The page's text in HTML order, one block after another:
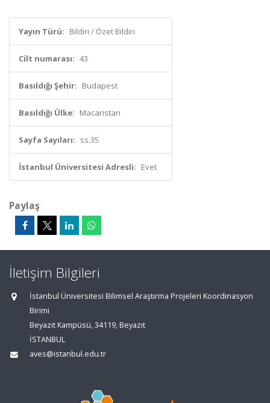
Yayın Türü: Bildiri / Özet Bildiri
Cilt numarası: 43
Basıldığı Şehir: Budapest
Basıldığı Ülke: Macaristan
Sayfa Sayıları: ss.35
İstanbul Üniversitesi Adresli: Evet
Paylaş
İletişim Bilgileri
İstanbul Üniversitesi Bilimsel Araştırma Projeleri Koordinasyon
Birimi
Beyazıt Kampüsü, 34119, Beyazıt
İSTANBUL
aves@istanbul.edu.tr